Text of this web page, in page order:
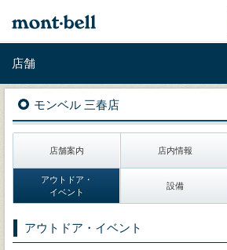
店舗
モンベル 三春店
店舗案内 店内情報
アウトドア・
イベント
設備
アウトドア・イベント